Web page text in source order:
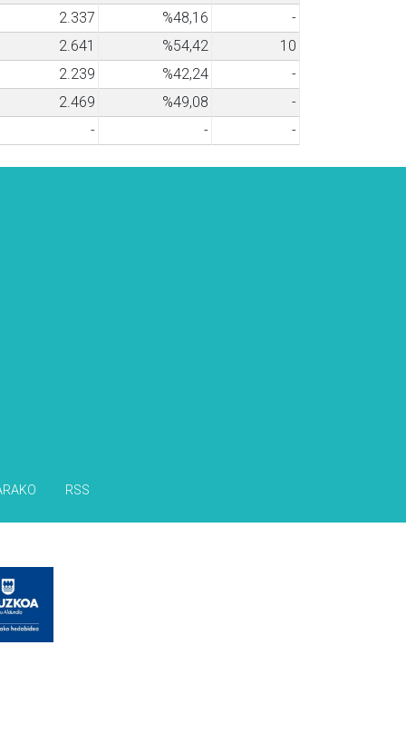
2.337 %48,16
-
2.641 %54,42
10
2.239 %42,24
-
2.469 %49,08
-
- - -
RSS